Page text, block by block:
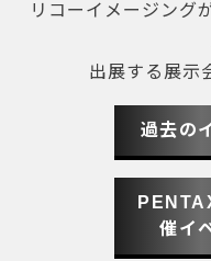
リコーイメージング
出展する展示
過去の
催イ